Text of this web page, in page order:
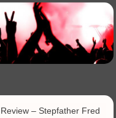
Review – Stepfather Fred